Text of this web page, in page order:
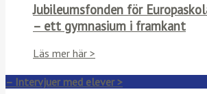
Jubileumsfonden för
– ett gymnasium i framkant
Läs mer här >
– Intervjuer med elever >